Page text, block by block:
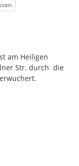
am Heiligen
Str. durch  die